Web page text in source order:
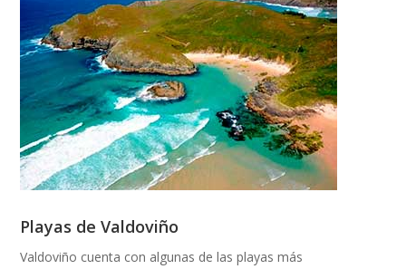
Playas de Valdoviño
Valdoviño cuenta con algunas de las playas más